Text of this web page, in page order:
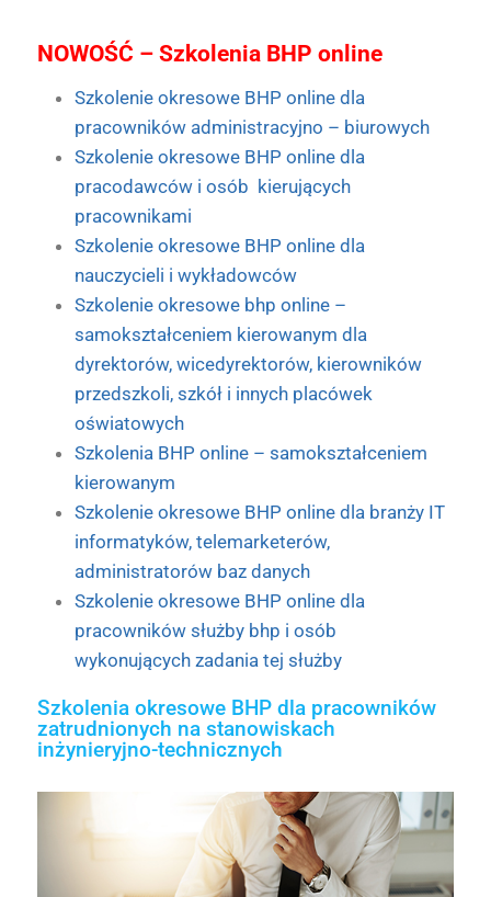
NOWOŚĆ – Szkolenia BHP online
Szkolenie okresowe BHP online dla
pracowników administracyjno – biurowych
Szkolenie okresowe BHP online dla
pracodawców i osób kierujących
pracownikami
Szkolenie okresowe BHP online dla
nauczycieli i wykładowców
Szkolenie okresowe bhp online –
samokształceniem kierowanym dla
dyrektorów, wicedyrektorów, kierowników
przedszkoli, szkół i innych placówek
oświatowych
Szkolenia BHP online – samokształceniem
kierowanym
Szkolenie okresowe BHP online dla branży IT
informatyków, telemarketerów,
administratorów baz danych
Szkolenie okresowe BHP online dla
pracowników służby bhp i osób
wykonujących zadania tej służby
Szkolenia okresowe BHP dla pracowników
zatrudnionych na stanowiskach
inżynieryjno-technicznych